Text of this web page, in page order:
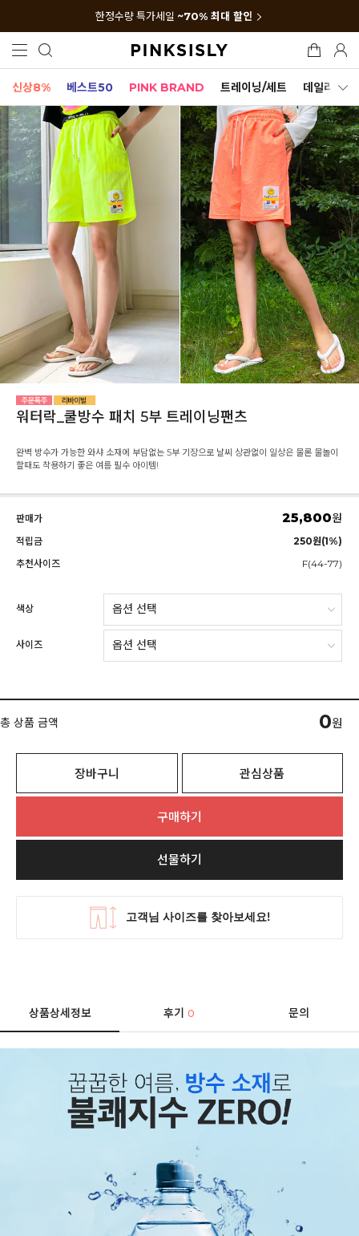
한정수량 특가세일 ~70% 최대 할인
신상8% 베스트50 PINK BRAND 트레이닝/세트 데일리세트
워터락_쿨방수 패치 5부 트레이닝팬츠
완벽 방수가 가능한 와샤 소재에 부담없는 5부 기장으로 날씨 상관없이 일상은 물론 물놀이
할때도 착용하기 좋은 여름 필수 아이템!
판매가 25,800원
적립금
250원(1%)
추천사이즈
F(44-77)
색상
사이즈
총 상품 금액 0원
장바구니 관심상품
구매하기
선물하기
상품상세정보 후기0 문의